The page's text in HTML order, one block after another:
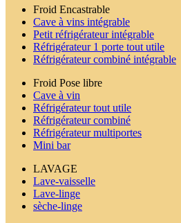
Froid Encastrable
Cave à vins intégrable
Petit réfrigérateur intégrable
Réfrigérateur 1 porte tout utile
Réfrigérateur combiné intégrable
Froid Pose libre
Cave à vin
Réfrigérateur tout utile
Réfrigérateur combiné
Réfrigérateur multiportes
Mini bar
LAVAGE
Lave-vaisselle
Lave-linge
sèche-linge